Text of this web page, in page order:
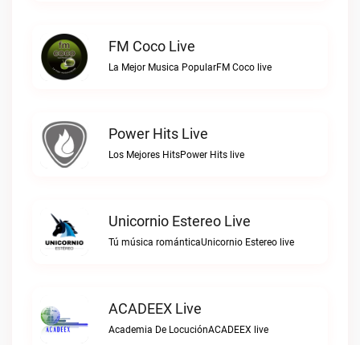
FM Coco Live
La Mejor Musica PopularFM Coco live
Power Hits Live
Los Mejores HitsPower Hits live
Unicornio Estereo Live
Tú música románticaUnicornio Estereo live
ACADEEX Live
Academia De LocuciónACADEEX live